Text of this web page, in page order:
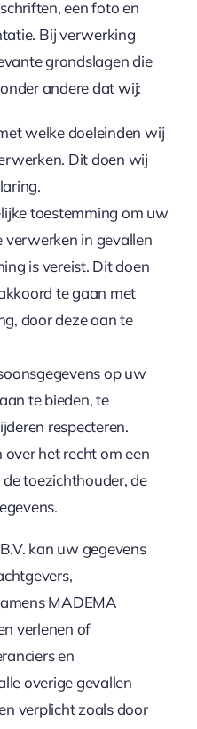
een foto en
Bij verwerking
grondslagen die
andere dat wij:
welke doeleinden wij
Dit doen wij
toestemming om uw
verwerken in gevallen
is vereist. Dit doen
te gaan met
door deze aan te
op uw
te bieden, te
respecteren.
het recht om een
toezichthouder, de
kan uw gegevens
MADEMA
verlenen of
en
overige gevallen
verplicht zoals door